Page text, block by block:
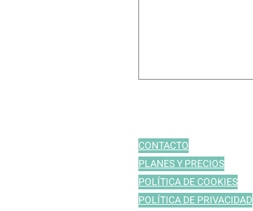
CONTACTO
PLANES Y PRECIOS
POLÍTICA DE COOKIES
POLÍTICA DE PRIVACIDAD